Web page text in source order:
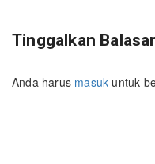
Tinggalkan
Anda harus masuk untuk